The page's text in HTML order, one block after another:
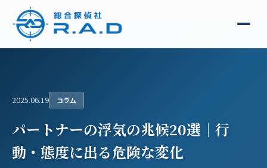
総合探偵社R.A.D コラム パートナーの浮気の兆候20選｜行動・態度に出る危険な変化
2025.06.19 コラム
パートナーの浮気の兆候20選｜行
動・態度に出る危険な変化